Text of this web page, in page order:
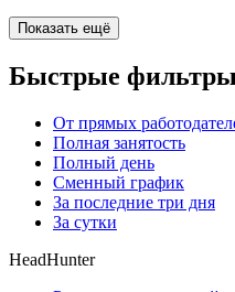
Показать ещё
Быстрые фильтры
От прямых
Полная занятость
Полный день
Сменный график
За последние три дня
За сутки
HeadHunter